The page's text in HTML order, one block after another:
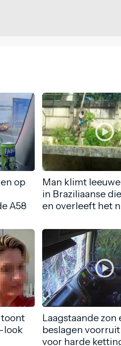
op
A58
Man klimt
in Braziliaanse
en overleeft het
toont
look
Laagstaande zon
beslagen
voor harde